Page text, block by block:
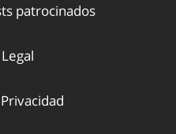
patrocinados